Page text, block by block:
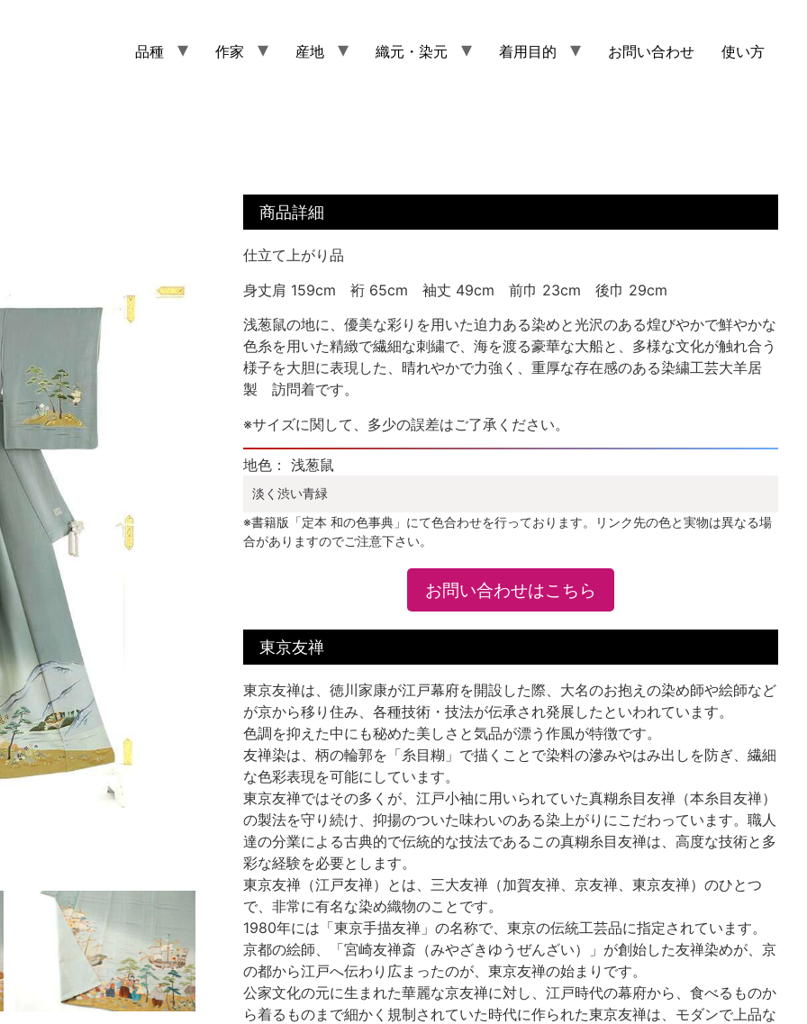
品種 作家 産地 織元・染元 着用目的 お問い合わせ 使い方
商品詳細
仕立て上がり品
身丈肩 159cm 裄 65cm 袖丈 49cm 前巾 23cm 後巾 29cm
浅葱鼠の地に、優美な彩りを用いた迫力ある染めと光沢のある煌びやかで鮮やかな
色糸を用いた精緻で繊細な刺繍で、海を渡る豪華な大船と、多様な文化が触れ合う
様子を大胆に表現した、晴れやかで力強く、重厚な存在感のある染繍工芸大羊居
製 訪問着です。
※サイズに関して、多少の誤差はご了承ください。
地色： 浅葱鼠
淡く渋い青緑
※書籍版「定本 和の色事典」にて色合わせを行っております。リンク先の色と実物は異なる場
合がありますのでご注意下さい。
お問い合わせはこちら
東京友禅
東京友禅は、徳川家康が江戸幕府を開設した際、大名のお抱えの染め師や絵師など
が京から移り住み、各種技術・技法が伝承され発展したといわれています。
色調を抑えた中にも秘めた美しさと気品が漂う作風が特徴です。
友禅染は、柄の輪郭を「糸目糊」で描くことで染料の滲みやはみ出しを防ぎ、繊細
な色彩表現を可能にしています。
東京友禅ではその多くが、江戸小袖に用いられていた真糊糸目友禅（本糸目友禅）
の製法を守り続け、抑揚のついた味わいのある染上がりにこだわっています。職人
達の分業による古典的で伝統的な技法であるこの真糊糸目友禅は、高度な技術と多
彩な経験を必要とします。
東京友禅（江戸友禅）とは、三大友禅（加賀友禅、京友禅、東京友禅）のひとつ
で、非常に有名な染め織物のことです。
1980年には「東京手描友禅」の名称で、東京の伝統工芸品に指定されています。
京都の絵師、「宮崎友禅斎（みやざきゆうぜんざい）」が創始した友禅染めが、京
の都から江戸へ伝わり広まったのが、東京友禅の始まりです。
公家文化の元に生まれた華麗な京友禅に対し、江戸時代の幕府から、食べるものか
ら着るものまで細かく規制されていた時代に作られた東京友禅は、モダンで上品な